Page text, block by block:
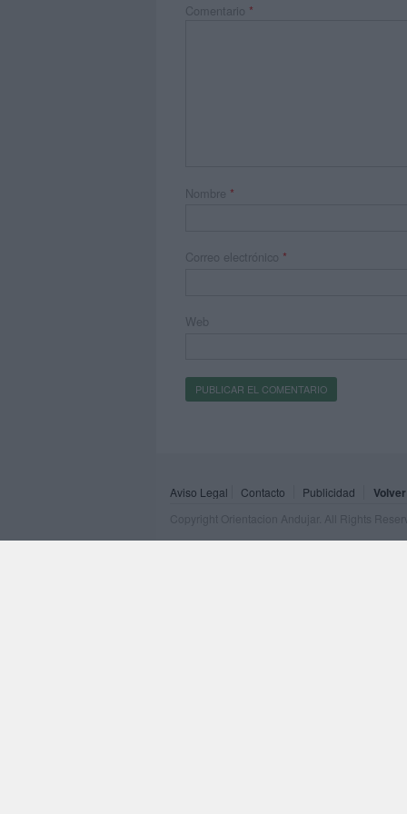
Comentario *
Nombre *
Correo electrónico *
Web
Aviso Legal Contacto Publicidad